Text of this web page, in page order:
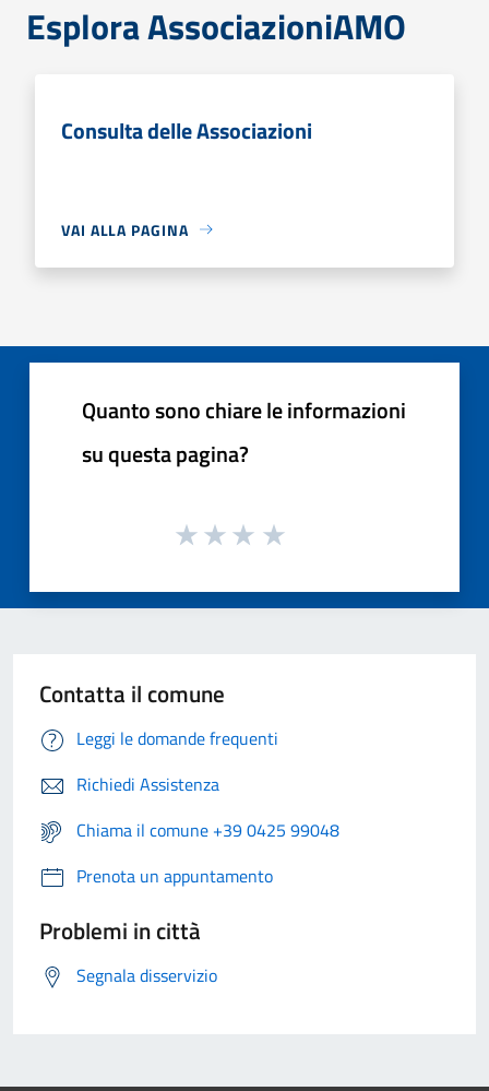
Esplora AssociazioniAMO
Consulta delle Associazioni
VAI ALLA PAGINA
Quanto sono chiare le informazioni
su questa pagina?
Contatta il comune
Leggi le domande frequenti
Richiedi Assistenza
Chiama il comune +39 0425 99048
Prenota un appuntamento
Problemi in città
Segnala disservizio